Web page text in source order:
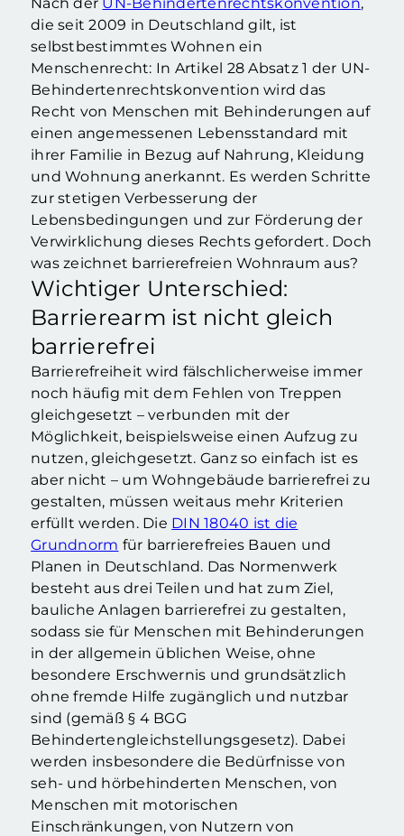
die seit 2009 in Deutschland gilt, ist
selbstbestimmtes Wohnen ein
Menschenrecht: In Artikel 28 Absatz 1 der UN-
Behindertenrechtskonvention wird das
Recht von Menschen mit Behinderungen auf
einen angemessenen Lebensstandard mit
ihrer Familie in Bezug auf Nahrung, Kleidung
und Wohnung anerkannt. Es werden Schritte
zur stetigen Verbesserung der
Lebensbedingungen und zur Förderung der
Verwirklichung dieses Rechts gefordert. Doch
was zeichnet barrierefreien Wohnraum aus?
Wichtiger Unterschied:
Barrierearm ist nicht gleich
barrierefrei
Barrierefreiheit wird fälschlicherweise immer
noch häufig mit dem Fehlen von Treppen
gleichgesetzt – verbunden mit der
Möglichkeit, beispielsweise einen Aufzug zu
nutzen, gleichgesetzt. Ganz so einfach ist es
aber nicht – um Wohngebäude barrierefrei zu
gestalten, müssen weitaus mehr Kriterien
erfüllt werden. Die DIN 18040 ist die
Grundnorm für barrierefreies Bauen und
Planen in Deutschland. Das Normenwerk
besteht aus drei Teilen und hat zum Ziel,
bauliche Anlagen barrierefrei zu gestalten,
sodass sie für Menschen mit Behinderungen
in der allgemein üblichen Weise, ohne
besondere Erschwernis und grundsätzlich
ohne fremde Hilfe zugänglich und nutzbar
sind (gemäß § 4 BGG
Behindertengleichstellungsgesetz). Dabei
werden insbesondere die Bedürfnisse von
seh- und hörbehinderten Menschen, von
Menschen mit motorischen
Einschränkungen, von Nutzern von